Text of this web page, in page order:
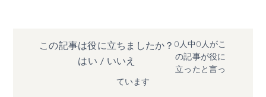
この記事は役に立ちましたか？
はい / いいえ
0人中0人がこ
の記事が役に
立ったと言っ
ています